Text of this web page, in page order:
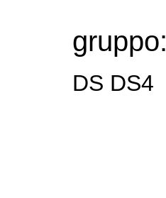
gruppo:
DS DS4